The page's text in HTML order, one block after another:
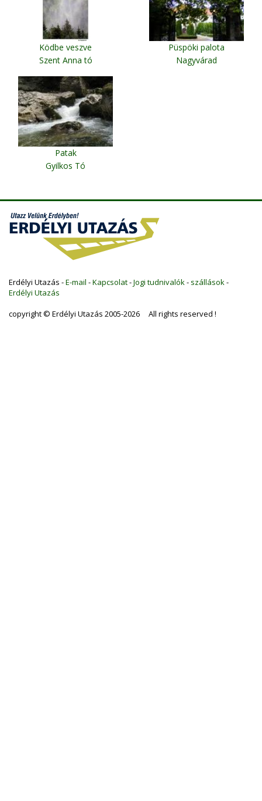
Ködbe veszve
Szent Anna tó
Püspöki palota
Nagyvárad
Patak
Gyilkos Tó
Erdélyi Utazás -E-mail -Kapcsolat-Jogi tudnivalók - szállások -
Erdélyi Utazás
copyright © Erdélyi Utazás 2005-2026 All rights reserved !